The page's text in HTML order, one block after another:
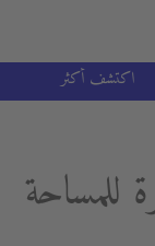
اكتشف أكثر
للمساحة